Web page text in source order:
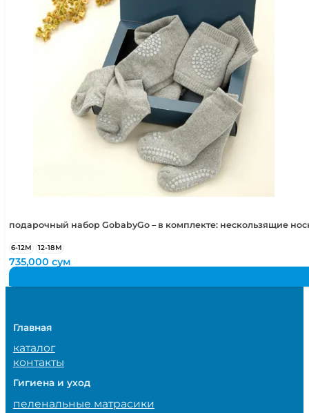
подарочный набор GobabyGo – в комплекте: нескользящие
6-12М 12-18М
735,000сум
Главная
каталог
контакты
Гигиена и уход
пеленальные матрасики